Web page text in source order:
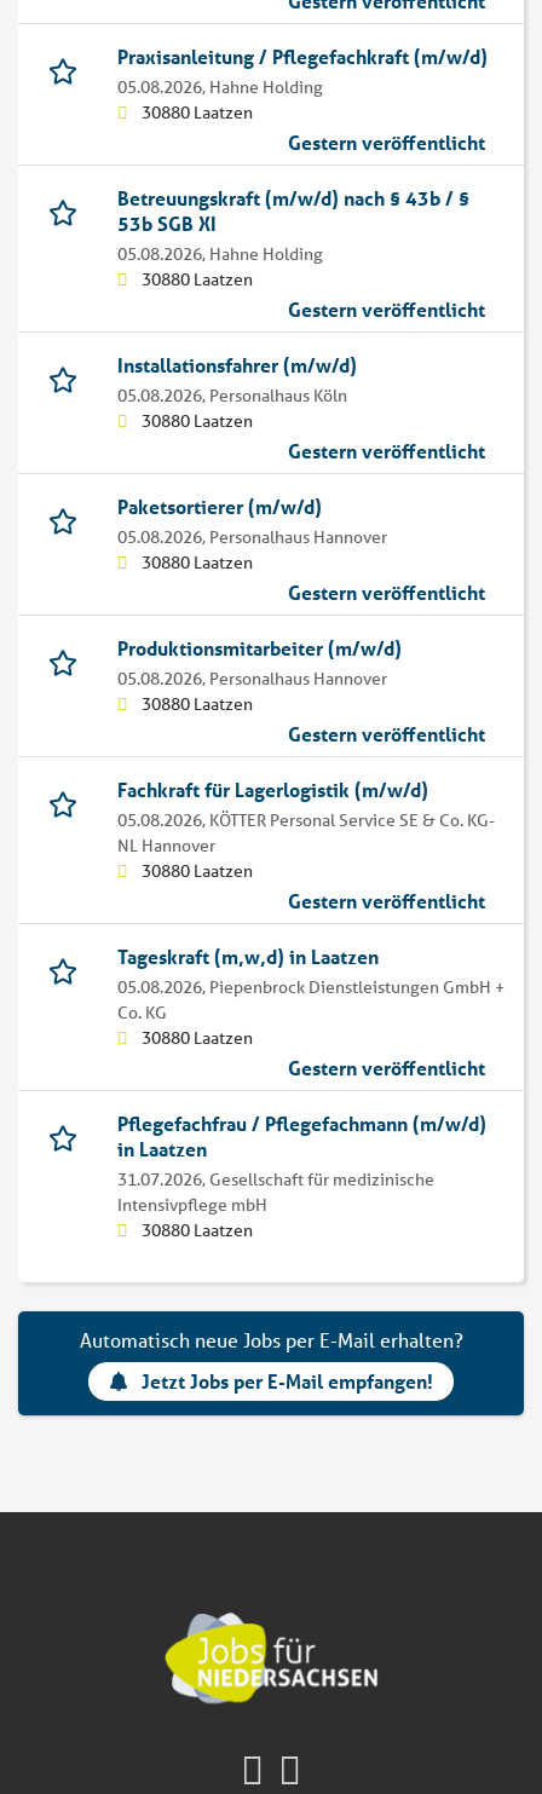
Praxisanleitung / Pflegefachkraft (m/w/d)
05.08.2026, Hahne Holding
30880 Laatzen
Gestern veröffentlicht
Betreuungskraft (m/w/d) nach § 43b / §
53b SGB XI
05.08.2026, Hahne Holding
30880 Laatzen
Gestern veröffentlicht
Installationsfahrer (m/w/d)
05.08.2026, Personalhaus Köln
30880 Laatzen
Gestern veröffentlicht
Paketsortierer (m/w/d)
05.08.2026, Personalhaus Hannover
30880 Laatzen
Gestern veröffentlicht
Produktionsmitarbeiter (m/w/d)
05.08.2026, Personalhaus Hannover
30880 Laatzen
Gestern veröffentlicht
Fachkraft für Lagerlogistik (m/w/d)
05.08.2026, KÖTTER Personal Service SE & Co. KG-
NL Hannover
30880 Laatzen
Gestern veröffentlicht
Tageskraft (m,w,d) in Laatzen
05.08.2026, Piepenbrock Dienstleistungen GmbH +
Co. KG
30880 Laatzen
Gestern veröffentlicht
Pflegefachfrau / Pflegefachmann (m/w/d)
in Laatzen
31.07.2026, Gesellschaft für medizinische
Intensivpflege mbH
30880 Laatzen
Automatisch neue Jobs per E-Mail erhalten?
Jetzt Jobs per E-Mail empfangen!